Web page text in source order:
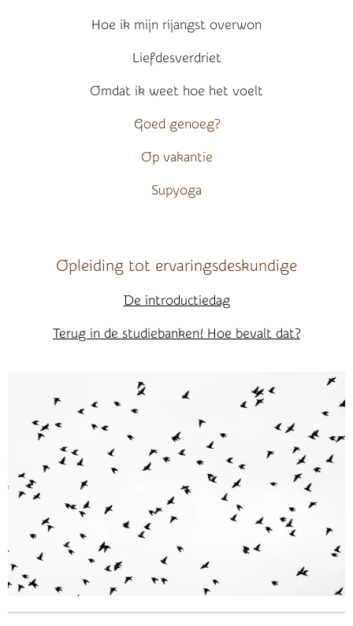
Hoe ik mijn rijangst overwon
Liefdesverdriet
Omdat ik weet hoe het voelt
Goed genoeg?
Op vakantie
Supyoga
Opleiding tot ervaringsdeskundige
De introductiedag
Terug in de studiebanken! Hoe bevalt dat?